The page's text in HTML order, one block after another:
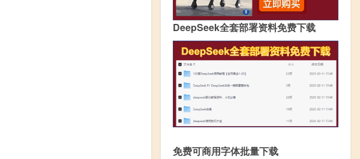
DeepSeek全套部署资料免费下载
免费可商用字体批量下载